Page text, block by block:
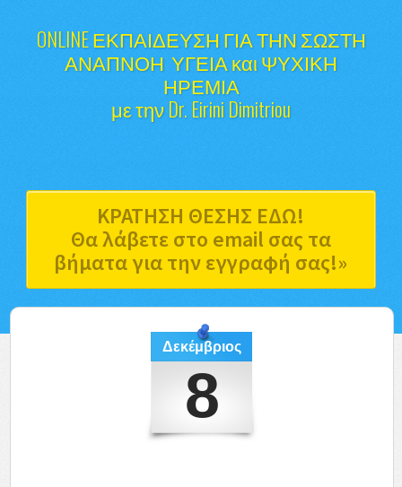
ONLINE ΕΚΠΑΙΔΕΥΣΗ ΓΙΑ ΤΗΝ ΣΩΣΤΗ
ΑΝΑΠΝΟΗ ΥΓΕΙΑ και ΨΥΧΙΚΗ
ΗΡΕΜΙΑ
με την Dr. Eirini Dimitriou
ΚΡΑΤΗΣΗ ΘΕΣΗΣ ΕΔΩ!
Θα λάβετε στο email σας τα
βήματα για την εγγραφή σας!»
Δεκέμβριος
8